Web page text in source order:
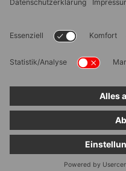
Bestellvorgang|
© ab-in-